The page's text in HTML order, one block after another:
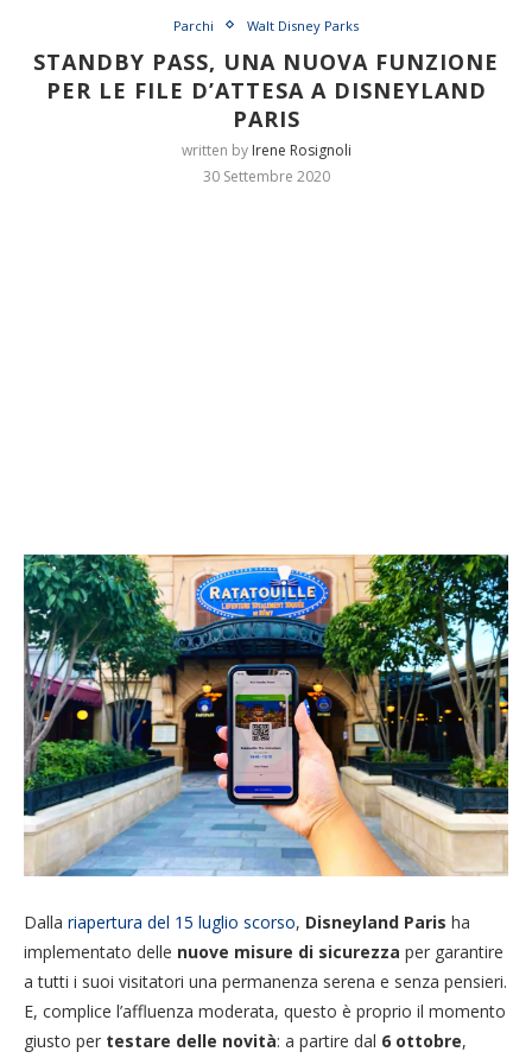
Parchi Walt Disney Parks
STANDBY PASS, UNA NUOVA FUNZIONE
PER LE FILE D’ATTESA A DISNEYLAND
PARIS
written by Irene Rosignoli
30 Settembre 2020
Dalla riapertura del 15 luglio scorso, Disneyland Paris ha
implementato delle nuove misure di sicurezza per garantire
a tutti i suoi visitatori una permanenza serena e senza pensieri.
E, complice l’affluenza moderata, questo è proprio il momento
giusto per testare delle novità: a partire dal 6 ottobre,